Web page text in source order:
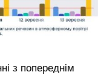
з попереднім